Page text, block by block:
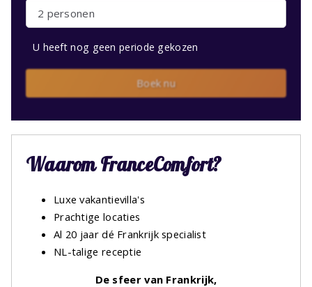
2 personen
U heeft nog geen periode gekozen
Boek nu
Waarom FranceComfort?
Luxe vakantievilla's
Prachtige locaties
Al 20 jaar dé Frankrijk specialist
NL-talige receptie
De sfeer van Frankrijk,